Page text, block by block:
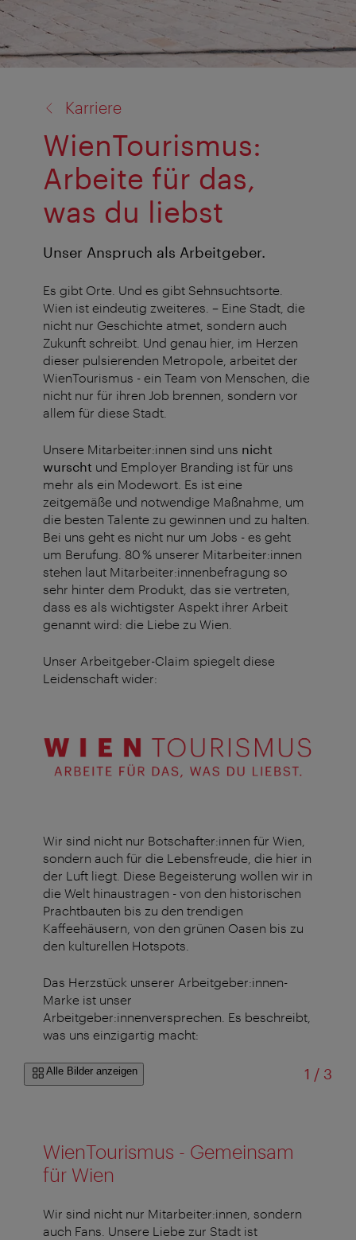
Karriere
WienTourismus:
Arbeite für das,
was du liebst
Unser Anspruch als Arbeitgeber.
Es gibt Orte. Und es gibt Sehnsuchtsorte.
Wien ist eindeutig zweiteres. – Eine Stadt, die
nicht nur Geschichte atmet, sondern auch
Zukunft schreibt. Und genau hier, im Herzen
dieser pulsierenden Metropole, arbeitet der
WienTourismus - ein Team von Menschen, die
nicht nur für ihren Job brennen, sondern vor
allem für diese Stadt.
Unsere Mitarbeiter:innen sind uns nicht
wurscht und Employer Branding ist für uns
mehr als ein Modewort. Es ist eine
zeitgemäße und notwendige Maßnahme, um
die besten Talente zu gewinnen und zu halten.
Bei uns geht es nicht nur um Jobs - es geht
um Berufung. 80 % unserer Mitarbeiter:innen
stehen laut Mitarbeiter:innenbefragung so
sehr hinter dem Produkt, das sie vertreten,
dass es als wichtigster Aspekt ihrer Arbeit
genannt wird: die Liebe zu Wien.
Unser Arbeitgeber-Claim spiegelt diese
Leidenschaft wider:
Wir sind nicht nur Botschafter:innen für Wien,
sondern auch für die Lebensfreude, die hier in
der Luft liegt. Diese Begeisterung wollen wir in
die Welt hinaustragen - von den historischen
Prachtbauten bis zu den trendigen
Kaffeehäusern, von den grünen Oasen bis zu
den kulturellen Hotspots.
Das Herzstück unserer Arbeitgeber:innen-
Marke ist unser
Arbeitgeber:innenversprechen. Es beschreibt,
was uns einzigartig macht:
Alle Bilder anzeigen 1 /von
3
WienTourismus - Gemeinsam
für Wien
Wir sind nicht nur Mitarbeiter:innen, sondern
auch Fans. Unsere Liebe zur Stadt ist